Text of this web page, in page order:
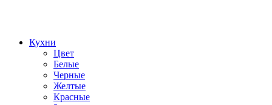
Кухни
Цвет
Белые
Черные
Желтые
Красные